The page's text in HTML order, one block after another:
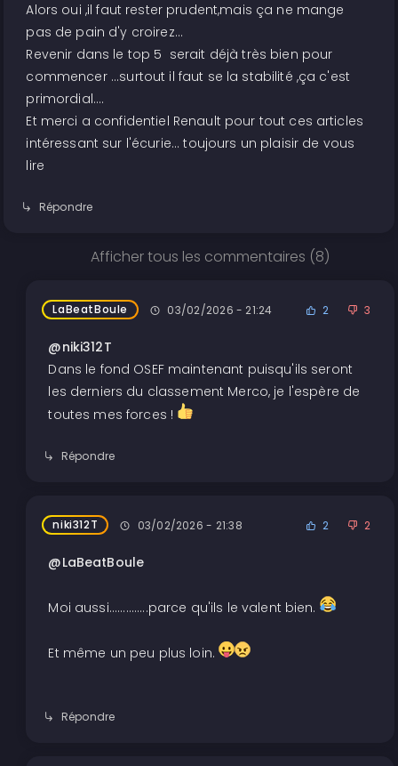
Alors oui ,il faut rester prudent,mais ça ne mange
pas de pain d'y croirez...
Revenir dans le top 5 serait déjà très bien pour
commencer ...surtout il faut se la stabilité ,ça c'est
primordial....
Et merci a confidentiel Renault pour tout ces articles
intéressant sur l'écurie... toujours un plaisir de vous
lire
Répondre
Afficher tous les commentaires (8)
LaBeatBoule 03/02/2026 - 21:24 2 3
@niki312T
Dans le fond OSEF maintenant puisqu'ils seront
les derniers du classement Merco, je l'espère de
toutes mes forces !
Répondre
niki312T 03/02/2026 - 21:38 2 2
@LaBeatBoule
Moi aussi..............parce qu'ils le valent bien.
Et même un peu plus loin.
Répondre